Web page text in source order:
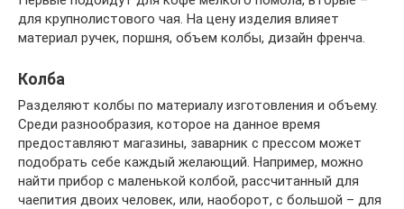
для крупнолистового чая. На цену изделия влияет
материал ручек, поршня, объем колбы, дизайн френча.
Колба
Разделяют колбы по материалу изготовления и объему.
Среди разнообразия, которое на данное время
предоставляют магазины, заварник с прессом может
подобрать себе каждый желающий. Например, можно
найти прибор с маленькой колбой, рассчитанный для
чаепития двоих человек, или, наоборот, с большой – для